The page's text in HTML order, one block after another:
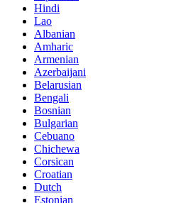
Hindi
Lao
Albanian
Amharic
Armenian
Azerbaijani
Belarusian
Bengali
Bosnian
Bulgarian
Cebuano
Chichewa
Corsican
Croatian
Dutch
Estonian